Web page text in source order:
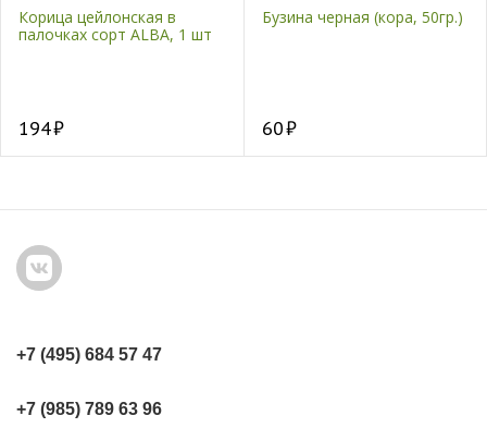
Корица цейлонская в
палочках сорт ALBA, 1 шт
194
Бузина черная (кора, 50гр.)
60
+7 (495) 684 57 47
+7 (985) 789 63 96